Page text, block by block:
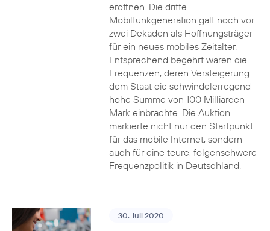
eröffnen. Die dritte
Mobilfunkgeneration galt noch vor
zwei Dekaden als Hoffnungsträger
für ein neues mobiles Zeitalter.
Entsprechend begehrt waren die
Frequenzen, deren Versteigerung
dem Staat die schwindelerregend
hohe Summe von 100 Milliarden
Mark einbrachte. Die Auktion
markierte nicht nur den Startpunkt
für das mobile Internet, sondern
auch für eine teure, folgenschwere
Frequenzpolitik in Deutschland.
30. Juli 2020